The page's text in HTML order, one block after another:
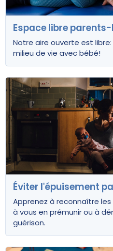
Espace libre
Notre aire ouverte est
milieu de vie avec bébé!
Éviter l'épuisement
Apprenez à reconnaître
à vous en prémunir ou à
guérison.